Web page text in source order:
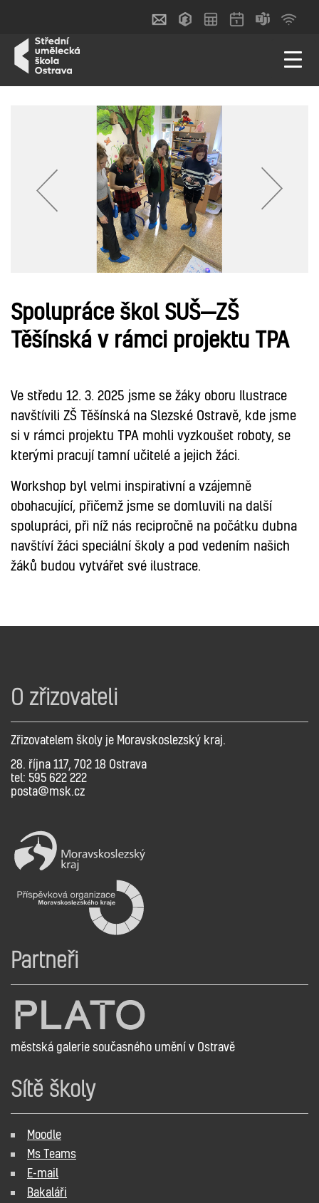
Spolupráce škol SUŠ—ZŠ
Těšínská v rámci projektu TPA
Ve středu 12. 3. 2025 jsme se žáky oboru Ilustrace
navštívili ZŠ Těšínská na Slezské Ostravě, kde jsme
si v rámci projektu TPA mohli vyzkoušet roboty, se
kterými pracují tamní učitelé a jejich žáci.
Workshop byl velmi inspirativní a vzájemně
obohacující, přičemž jsme se domluvili na další
spolupráci, při níž nás recipročně na počátku dubna
navštíví žáci speciální školy a pod vedením našich
žáků budou vytvářet své ilustrace.
O zřizovateli
Zřizovatelem školy je Moravskoslezský kraj.
28. října 117, 702 18 Ostrava
tel: 595 622 222
posta@msk.cz
Partneři
městská galerie současného umění v Ostravě
Sítě školy
Moodle
Ms Teams
E-mail
Bakaláři